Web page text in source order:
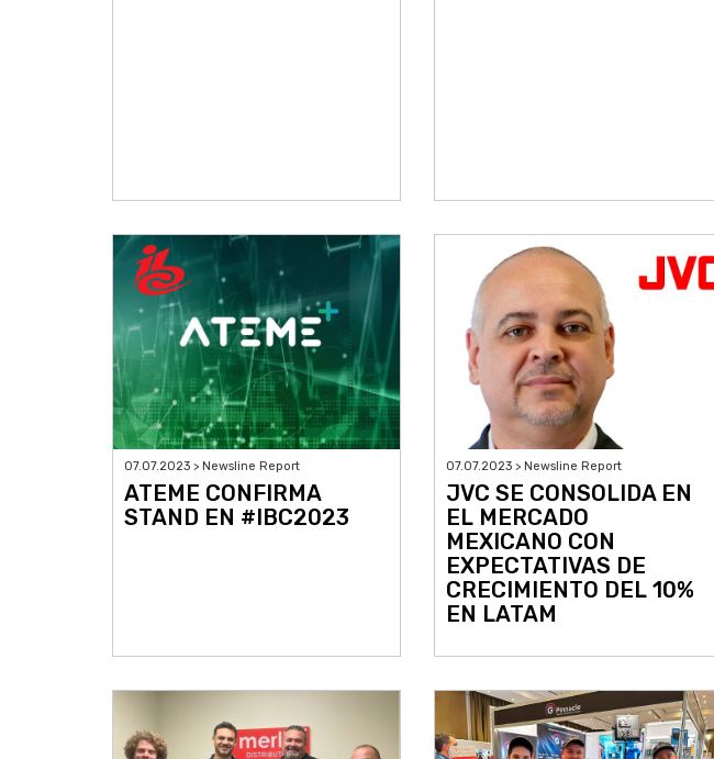
07.07.2023 > Newsline Report
ATEME CONFIRMA
STAND EN #IBC2023
07.07.2023 > Newsline Report
JVC SE CONSOLIDA EN
EL MERCADO
MEXICANO CON
EXPECTATIVAS DE
CRECIMIENTO DEL 10%
EN LATAM